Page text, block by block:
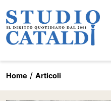
Home Articoli